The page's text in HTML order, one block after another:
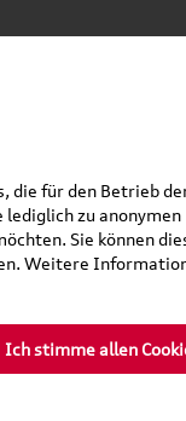
Verkauf:Mo. -
Service:Mo. -
die für den Betrieb
zu anonymen
Sie können
Weitere
Ich stimme allen